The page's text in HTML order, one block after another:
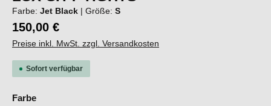
Farbe: Jet Black | Größe: S
150,00 €
Preise inkl. MwSt. zzgl. Versandkosten
Sofort verfügbar
Farbeauswählen